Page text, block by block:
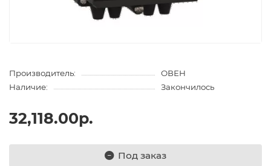
Производитель:
ОВЕН
Наличие:
Закончилось
32,118.00р.
Под заказ